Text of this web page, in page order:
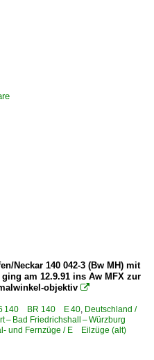
Neckar 140 042-3 (Bw MH) mit
am 12.9.91 ins Aw MFX zur
objektiv 
6 140 BR 140 E 40, Deutschland /
– Bad Friedrichshall – Würzburg
und Fernzüge / E Eilzüge (alt)